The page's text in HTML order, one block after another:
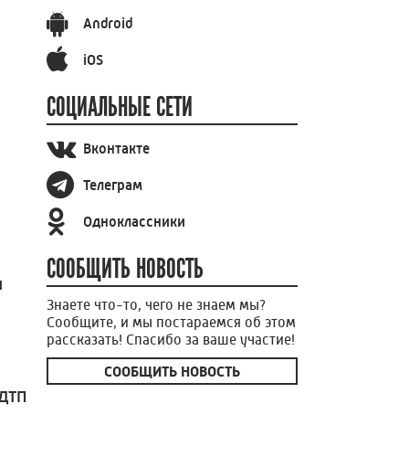
Android
iOS
СОЦИАЛЬНЫЕ СЕТИ
Вконтакте
Телеграм
Одноклассники
СООБЩИТЬ НОВОСТЬ
Знаете что-то, чего не знаем мы?
Сообщите, и мы постараемся об этом
рассказать! Спасибо за ваше участие!
СООБЩИТЬ НОВОСТЬ